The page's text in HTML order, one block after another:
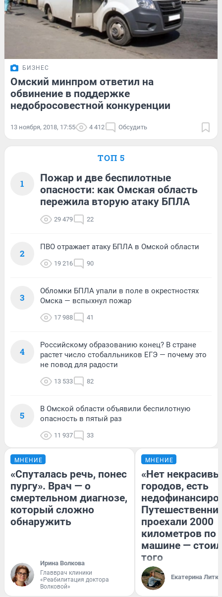
БИЗНЕС
Омский минпром ответил на
обвинение в поддержке
недобросовестной конкуренции
13 ноября, 2018, 17:55 4 412 Обсудить
ТОП 5
1
Пожар и две беспилотные
опасности: как Омская область
пережила вторую атаку БПЛА
29 479 22
2
ПВО отражает атаку БПЛА в Омской области
19 216 90
3
Обломки БПЛА упали в поле в окрестностях
Омска — вспыхнул пожар
17 988 41
4
Российскому образованию конец? В стране
растет число стобалльников ЕГЭ — почему это
не повод для радости
13 533 82
5
В Омской области объявили беспилотную
опасность в пятый раз
11 937 33
МНЕНИЕ
«Спуталась речь, понес
пургу». Врач — о
смертельном диагнозе,
который сложно
обнаружить
Ирина Волкова
Главврач клиники
«Реабилитация доктора
Волковой»
МНЕНИЕ
«Нет
городов, есть
проехали 2000
километров по
машине —
того
Екатерина